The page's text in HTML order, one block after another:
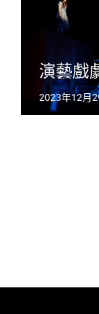
演藝戲
2023年12月